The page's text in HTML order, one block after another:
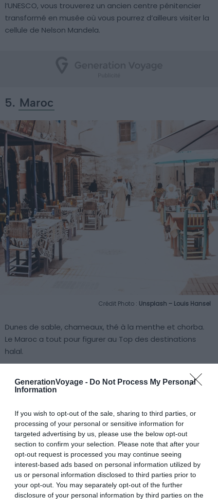
GenerationVoyage - Do Not Process My Personal
Information
If you wish to opt-out of the sale, sharing to third parties, or
processing of your personal or sensitive information for
targeted advertising by us, please use the below opt-out
section to confirm your selection. Please note that after your
opt-out request is processed you may continue seeing
interest-based ads based on personal information utilized by
us or personal information disclosed to third parties prior to
your opt-out. You may separately opt-out of the further
disclosure of your personal information by third parties on the
l’UNESCO, vous trouverez un ancien centre pénitencier
transformé en musée où vous pourrez d’ailleurs visiter la
cellule de Nelson Mandela.
5. Maroc
Crédit Photo : Unsplash – Louis Hansel
Dunes de sable, chameaux, thé à la menthe et chorba.
Le Maroc a tout pour figurer au Top des destinations
halal.
Ce pays berbéro-arabe n’est autre que le témoin de
plusieurs civilisations (grecques, romaines, zéniths et
voyage. Pour voyager sur les traces d’un patrimoine et
de l’histoire d’un pays, optez pourMarrakech,Fès
Agadir,Tanger ou bienCasablancaqui font partie des
villes les plus visitées.
Si vous passez par Marrakech, la place de Jemaa el-Fna
est intéressante à découvrir, située aux portes des souks